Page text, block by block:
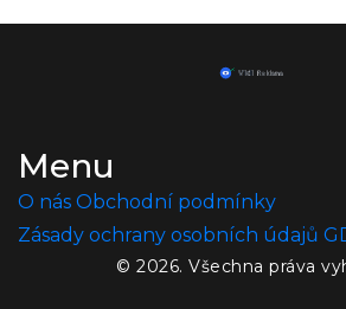
pomohou uspět v roce 2024.
Menu
O nás Obchodní podmínky
Zásady ochrany osobních údajů
© 2026. Všechna práva